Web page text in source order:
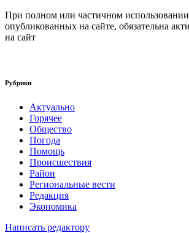
При полном или частичном
опубликованных на сайте, обязательна
на сайт
Рубрики
Актуально
Горячее
Общество
Погода
Помощь
Происшествия
Район
Региональные вести
Редакция
Экономика
Написать редактору